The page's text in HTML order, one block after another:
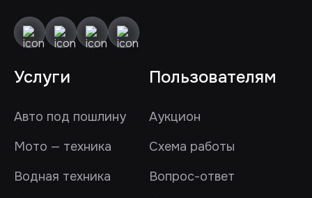
Услуги
Авто под пошлину
Мото — техника
Водная техника
Пользователям
Аукцион
Схема работы
Вопрос-ответ